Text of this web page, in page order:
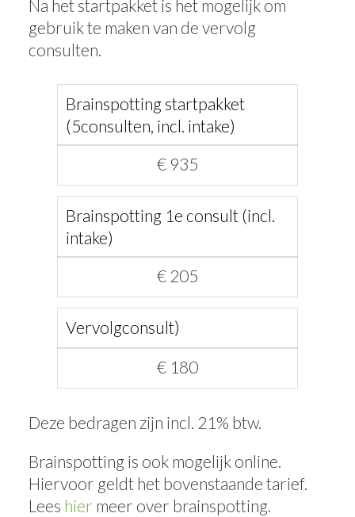
Na het startpakket is het mogelijk om
gebruik te maken van de vervolg
consulten.
Brainspotting startpakket
(5consulten, incl. intake)
€ 935
Brainspotting 1e consult (incl.
intake)
€ 205
Vervolgconsult)
€ 180
Deze bedragen zijn incl. 21% btw.
Brainspotting is ook mogelijk online.
Hiervoor geldt het bovenstaande tarief.
Lees hier meer over brainspotting.